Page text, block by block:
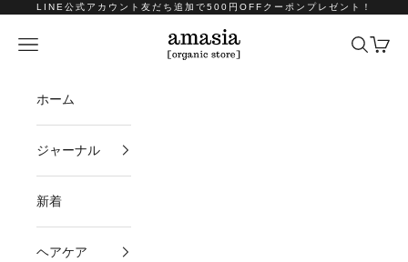
コンテンツへスキップ
LINE公式アカウント友だち追加で500円OFFクーポンプレゼント！
amasia organic store
メニュー 検索カート
ホーム
ジャーナル
新着
ヘアケア